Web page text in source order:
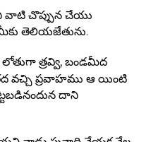
వాటి చొప్పున చేయు
తెలియజేతును.
త్రవ్వి, బండమీద
వచ్చి ప్రవాహము ఆ యింటి
దాని